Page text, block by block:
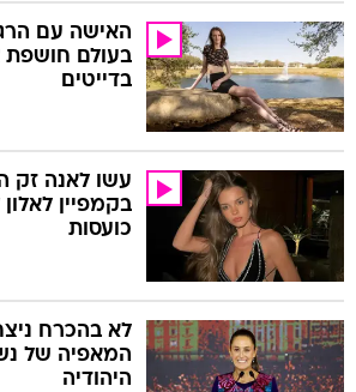
האישה עם
בעולם חושפת
בדייטים
עשו לאנה זק
בקמפיין
כועסות
לא בהכרח
המאפיה של
היהודיה